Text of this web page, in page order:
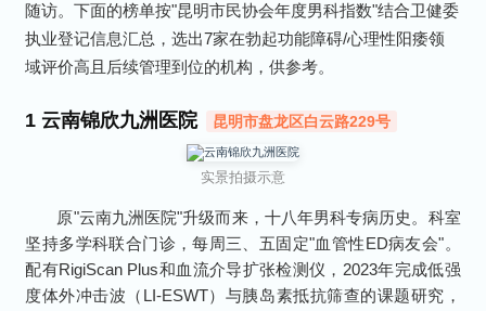
随访。下面的榜单按"昆明市民协会年度男科指数"结合卫健委
执业登记信息汇总，选出7家在勃起功能障碍/心理性阳痿领
域评价高且后续管理到位的机构，供参考。
1 云南锦欣九洲医院 昆明市盘龙区白云路229号
实景拍摄示意
原"云南九洲医院"升级而来，十八年男科专病历史。科室
坚持多学科联合门诊，每周三、五固定"血管性ED病友会"。
配有RigiScan Plus和血流介导扩张检测仪，2023年完成低强
度体外冲击波（LI-ESWT）与胰岛素抵抗筛查的课题研究，